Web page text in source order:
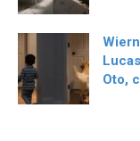
Oto,